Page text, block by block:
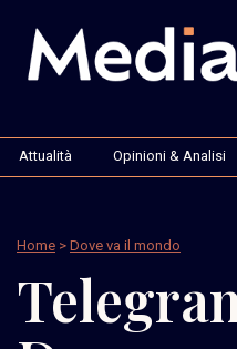
Attualità Opinioni & Analisi
Home > Dove va il mondo